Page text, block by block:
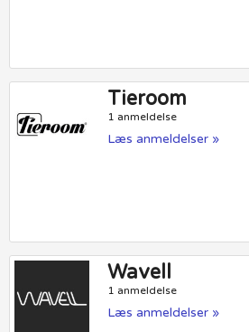
Tieroom
1 anmeldelse
Læs anmeldelser »
Wavell
1 anmeldelse
Læs anmeldelser »